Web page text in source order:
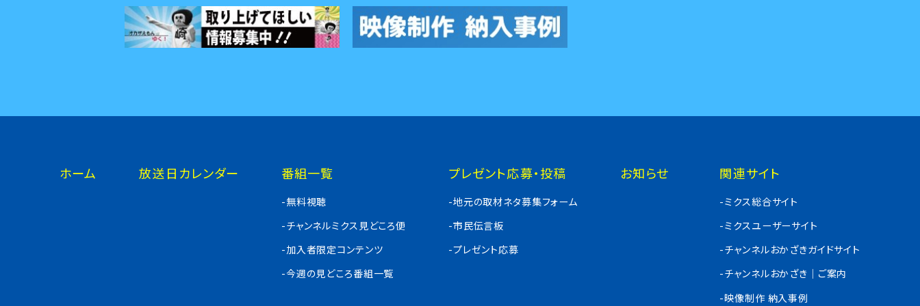
ホーム 放送日カレンダー 番組一覧
-無料視聴
-チャンネルミクス見どころ便
-加入者限定コンテンツ
-今週の見どころ番組一覧
プレゼント応募・投稿
-地元の取材ネタ募集フォーム
-市民伝言板
-プレゼント応募
お知らせ 関連サイト
-ミクス総合サイト
-ミクスユーザーサイト
-チャンネルおかざきガイドサイト
-チャンネルおかざき｜ご案内
-映像制作 納入事例